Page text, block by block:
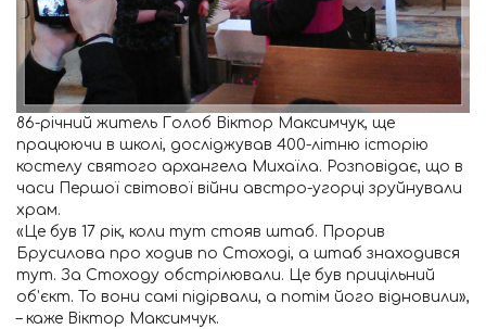
86-річний житель Голоб Віктор Максимчук, ще
працюючи в школі, досліджував 400-літню історію
костелу святого архангела Михаїла. Розповідає, що в
часи Першої світової війни австро-угорці зруйнували
храм.
«Це був 17 рік, коли тут стояв штаб. Прорив
Брусилова про ходив по Стоході, а штаб знаходився
тут. За Стоходу обстрілювали. Це був прицільний
об’єкт. То вони самі підірвали, а потім його відновили»,
– каже Віктор Максимчук.